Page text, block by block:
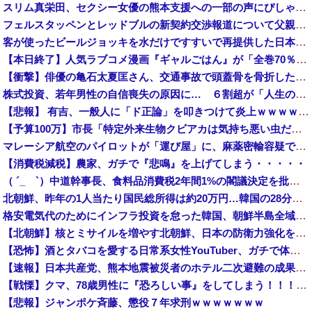
スリム真栄田、セクシー女優の熊本支援への一部の声にぴしゃり 「汚いお金と批判してる奴ら…」 #芸能
フェルスタッペンとレッドブルの新契約交渉報道について父親ヨスが否定他
客が使ったビールジョッキを水だけですすいで再提供した日本の飲食店…韓国のネットで物議
【本日終了】人気ラブコメ漫画『ギャルごはん』が「全巻70％」オフ、『ジャンケットバンク』 『BUNGO―ブンゴ―』の「39％オフクーポン」激安セ...
【衝撃】俳優の亀石太夏匡さん、交通事故で頭蓋骨を骨折した結果・・・
株式投資、若年男性の自信喪失の原因に… ６割超が「人生の敗者」自認か
【悲報】 有吉、一般人に「ド正論」を叩きつけて炎上ｗｗｗｗｗｗｗｗ
【予算100万】市長「特定外来生物クビアカは気持ち悪い虫だしそんな需要ないと思う」1匹300円相当の報奨金→初日に42万取られ焦り
マレーシア航空のパイロットが「運び屋」に、麻薬密輸容疑で拘束…最高刑は死刑！
【消費税減税】農家、ガチで『悲鳴』を上げてしまう・・・・・
（ ´_ゝ`）中道幹事長、食料品消費税2年間1%の閣議決定を批判 → 記者「中道改革連合は食料品消費税ゼロを公約に掲げていたが？」→ 階猛氏「
北朝鮮、昨年の1人当たり国民総所得は約20万円…韓国の28分の1！
格安電気代のためにインフラ投資を怠った韓国、朝鮮半島全域を猛暑が直撃してしまった結果……
【北朝鮮】核とミサイルを増やす北朝鮮、日本の防衛力強化を見て突然「平和」を語り始める
【恐怖】酒とタバコを愛する日常系女性YouTuber、ガチで体が終わる・・・
【速報】日本共産党、熊本地震被災者のホテル二次避難の成果はウチだとアレオレ詐欺をはじめる
【戦慄】クマ、78歳男性に『恐ろしい事』をしてしまう！！！！！！！
【悲報】ジャンポケ斉藤、懲役７年求刑ｗｗｗｗｗｗｗ